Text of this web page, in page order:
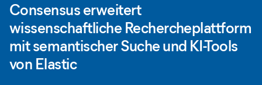
Consensus erweitert
wissenschaftliche Rechercheplattform
mit semantischer Suche und KI-Tools
von Elastic